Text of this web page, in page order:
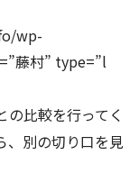
wp-
藤村” type=”l
の比較を行ってく
、別の切り口を見